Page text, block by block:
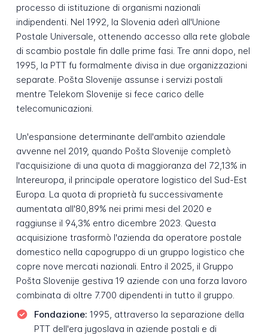
processo di istituzione di organismi nazionali
indipendenti. Nel 1992, la Slovenia aderì all'Unione
Postale Universale, ottenendo accesso alla rete globale
di scambio postale fin dalle prime fasi. Tre anni dopo, nel
1995, la PTT fu formalmente divisa in due organizzazioni
separate. Pošta Slovenije assunse i servizi postali
mentre Telekom Slovenije si fece carico delle
telecomunicazioni.
Un'espansione determinante dell'ambito aziendale
avvenne nel 2019, quando Pošta Slovenije completò
l'acquisizione di una quota di maggioranza del 72,13% in
Intereuropa, il principale operatore logistico del Sud-Est
Europa. La quota di proprietà fu successivamente
aumentata all'80,89% nei primi mesi del 2020 e
raggiunse il 94,3% entro dicembre 2023. Questa
acquisizione trasformò l'azienda da operatore postale
domestico nella capogruppo di un gruppo logistico che
copre nove mercati nazionali. Entro il 2025, il Gruppo
Pošta Slovenije gestiva 19 aziende con una forza lavoro
combinata di oltre 7.700 dipendenti in tutto il gruppo.
Fondazione: 1995, attraverso la separazione della
PTT dell'era jugoslava in aziende postali e di